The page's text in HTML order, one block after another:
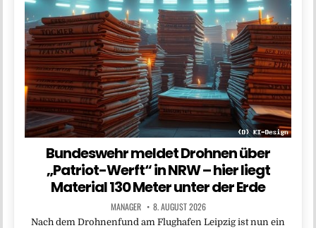
Bundeswehr meldet Drohnen über
„Patriot-Werft“ in NRW – hier liegt
Material 130 Meter unter der Erde
MANAGER 8. AUGUST 2026
Nach dem Drohnenfund am Flughafen Leipzig ist nun ein